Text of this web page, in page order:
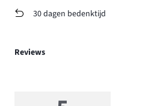
30 dagen bedenktijd
Reviews